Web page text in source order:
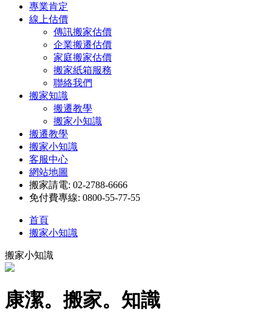
專業肯定
線上估價
傳訊搬家估價
企業搬遷估價
家庭搬家估價
搬家紙箱服務
聯絡我們
搬家知識
搬遷教學
搬家小知識
搬遷教學
搬家小知識
客服中心
網站地圖
搬家請電: 02-2788-6666
免付費專線: 0800-55-77-55
首頁
搬家小知識
搬家小知識
康潔。搬家。知識